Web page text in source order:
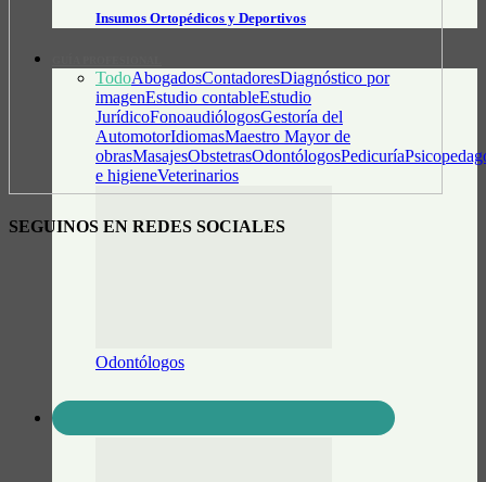
Insumos Ortopédicos y Deportivos
TodoAbogadosContadoresDiagnóstico por
imagenEstudio contableEstudio
JurídicoFonoaudiólogosGestoría del
AutomotorIdiomasMaestro Mayor de
obrasMasajesObstetrasOdontólogosPedicuría
e higieneVeterinarios
Odontólogos
SEGUINOS EN REDES SOCIALES